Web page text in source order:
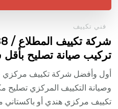
فني تكييف
تركيب صيانة تصليح بأقل
أول وأفضل شركة تكييف مركزي
وصيانة التكييف المركزي
تكييف مركزي هندي أو باكستاني